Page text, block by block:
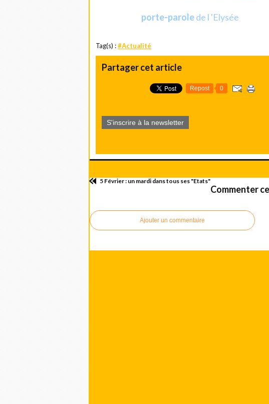
porte-parolede l 'Elysée
Tag(s) :#Actualité
Partager cet article
Repost 0
S'inscrire à la newsletter
5 Février : un mardi dans tous ses "Etats"
Commenter
Ajouter un commentaire